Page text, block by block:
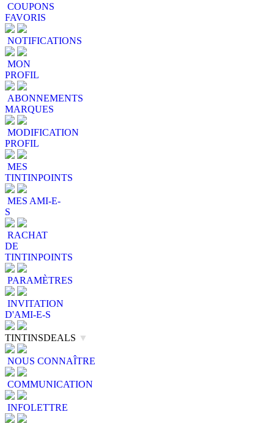
COUPONS
FAVORIS
NOTIFICATIONS
MON
PROFIL
ABONNEMENTS
MARQUES
MODIFICATION
PROFIL
MES
TINTINPOINTS
MES AMI-E-
S
RACHAT
DE
TINTINPOINTS
PARAMÈTRES
INVITATION
D'AMI-E-S
TINTINSDEALS ▼
NOUS CONNAÎTRE
COMMUNICATION
INFOLETTRE